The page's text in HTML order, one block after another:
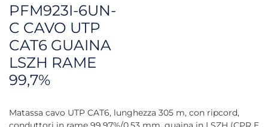
PFM923I-6UN-
C CAVO UTP
CAT6 GUAINA
LSZH RAME
99,7%
Matassa cavo UTP CAT6, lunghezza 305 m, con ripcord,